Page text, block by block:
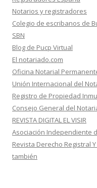
Notarios y registradores
Colegio de escribanos de
SBN
Blog de Pucp Virtual
El notariado.com
Oficina Notarial
Unión Internacional del
Registro de Propiedad
Consejo General del
REVISTA DIGITAL EL VISIR
Asociación Independiente
Revista Derecho Registral
también